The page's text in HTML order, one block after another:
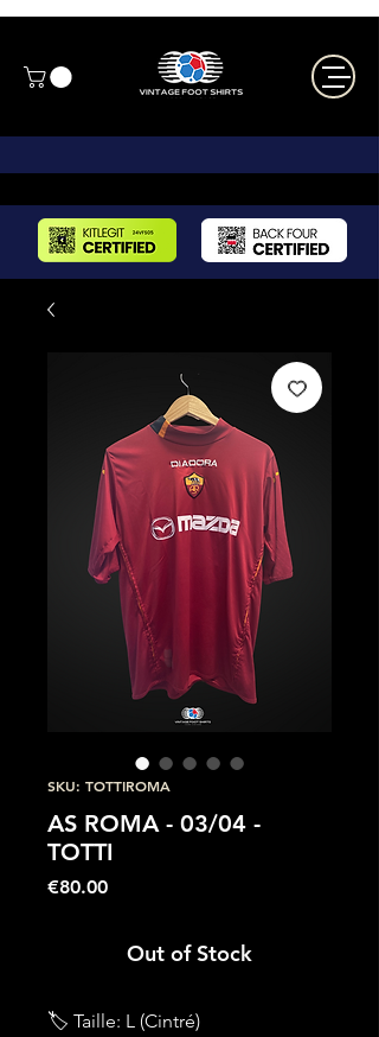
SKU: TOTTIROMA
AS ROMA - 03/04 -
TOTTI
€80.00Price
Out of Stock
🏷 Taille: L (Cintré)